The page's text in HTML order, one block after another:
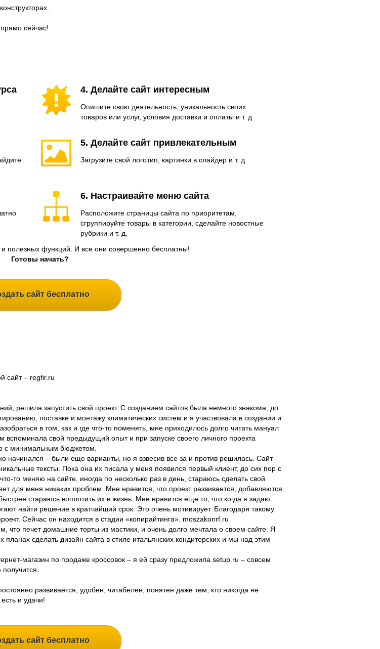
сейчас!
4. Делайте сайт интересным
Опишите свою деятельность, уникальность своих
товаров или услуг, условия доставки и оплаты и т. д
5. Делайте сайт привлекательным
Загрузите свой логотип, картинки в слайдер и т. д
6. Настраивайте меню сайта
Расположите страницы сайта по приоритетам,
сгруппируйте товары в категории, сделайте новостные
рубрики и т. д.
полезных функций. И все они совершенно бесплатны!
Готовы начать?
сайт бесплатно
сайт – regfir.ru
решила запустить свой проект. С созданием сайтов была немного знакома, до
поставке и монтажу климатических систем и я участвовала в создании и
в том, как и где что-то поменять, мне приходилось долго читать мануал
вспоминала свой предыдущий опыт и при запуске своего личного проекта
с минимальным бюджетом.
начинался – были еще варианты, но я взвесив все за и против решилась. Сайт
тексты. Пока она их писала у меня появился первый клиент, до сих пор с
то меняю на сайте, иногда по несколько раз в день, стараюсь сделать свой
для меня никаких проблем. Мне нравится, что проект развивается, добавляются
стараюсь воплотить их в жизнь. Мне нравится еще то, что когда я задаю
найти решение в кратчайший срок. Это очень мотивирует. Благодаря такому
Сейчас он находится в стадии «копирайтинга». moszakonrf.ru
что печет домашние торты из мастики, и очень долго мечтала о своем сайте. Я
сделать дизайн сайта в стиле итальянских кондитерских и мы над этим
магазин по продаже кроссовок – я ей сразу предложила setup.ru – совсем
развивается, удобен, читабелен, понятен даже тем, кто никогда не
и удачи!
сайт бесплатно